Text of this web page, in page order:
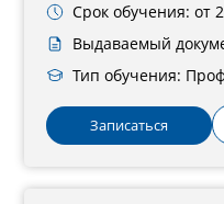
Срок обучения: от
Выдаваемый
Тип обучения:
Записаться